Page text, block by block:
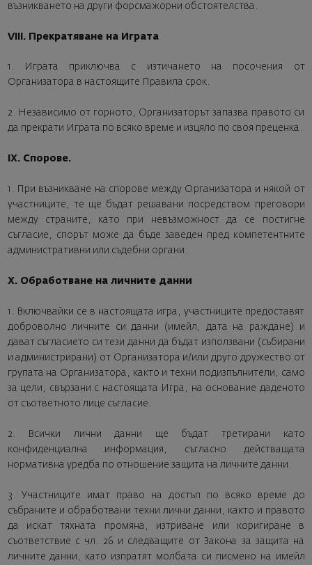
възникването на други форсмажорни обстоятелства.
VIII. Прекратяване на Играта
1. Играта приключва с изтичането на посочения от
Организатора в настоящите Правила срок.
2. Независимо от горното, Организаторът запазва правото си
да прекрати Играта по всяко време и изцяло по своя преценка.
IX. Спорове.
1. При възникване на спорове между Организатора и някой от
участниците, те ще бъдат решавани посредством преговори
между страните, като при невъзможност да се постигне
съгласие, спорът може да бъде заведен пред компетентните
административни или съдебни органи.
X. Обработване на личните данни
1. Включвайки се в настоящата игра, участниците предоставят
доброволно личните си данни (имейл, дата на раждане) и
дават съгласието си тези данни да бъдат използвани (събирани
и администрирани) от Организатора и/или друго дружество от
групата на Организатора, както и техни подизпълнители, само
за цели, свързани с настоящата Игра, на основание даденото
от съответното лице съгласие.
2. Всички лични данни ще бъдат третирани като
конфиденциална информация, съгласно действащата
нормативна уредба по отношение защита на личните данни.
3. Участниците имат право на достъп по всяко време до
събраните и обработвани техни лични данни, както и правото
да искат тяхната промяна, изтриване или коригиране в
съответствие с чл. 26 и следващите от Закона за защита на
личните данни, като изпратят молбата си писмено на имейл